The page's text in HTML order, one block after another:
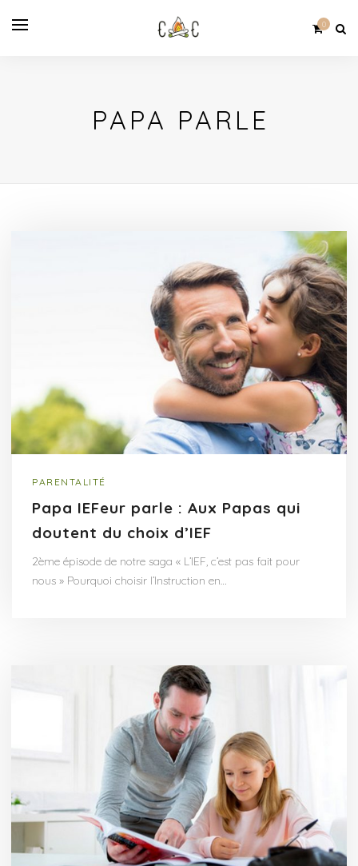
0
PAPA PARLE
PARENTALITÉ
Papa IEFeur parle : Aux Papas qui
doutent du choix d’IEF
2ème épisode de notre saga « L’IEF, c’est pas fait pour
nous » Pourquoi choisir l’Instruction en…